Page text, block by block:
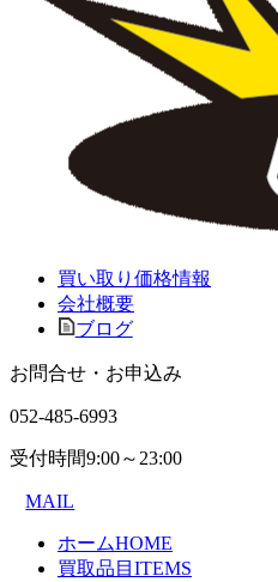
買い取り価格情報
会社概要
ブログ
お問合せ・お申込み
052-485-6993
受付時間9:00～23:00
MAIL
ホームHOME
買取品目 ITEMS